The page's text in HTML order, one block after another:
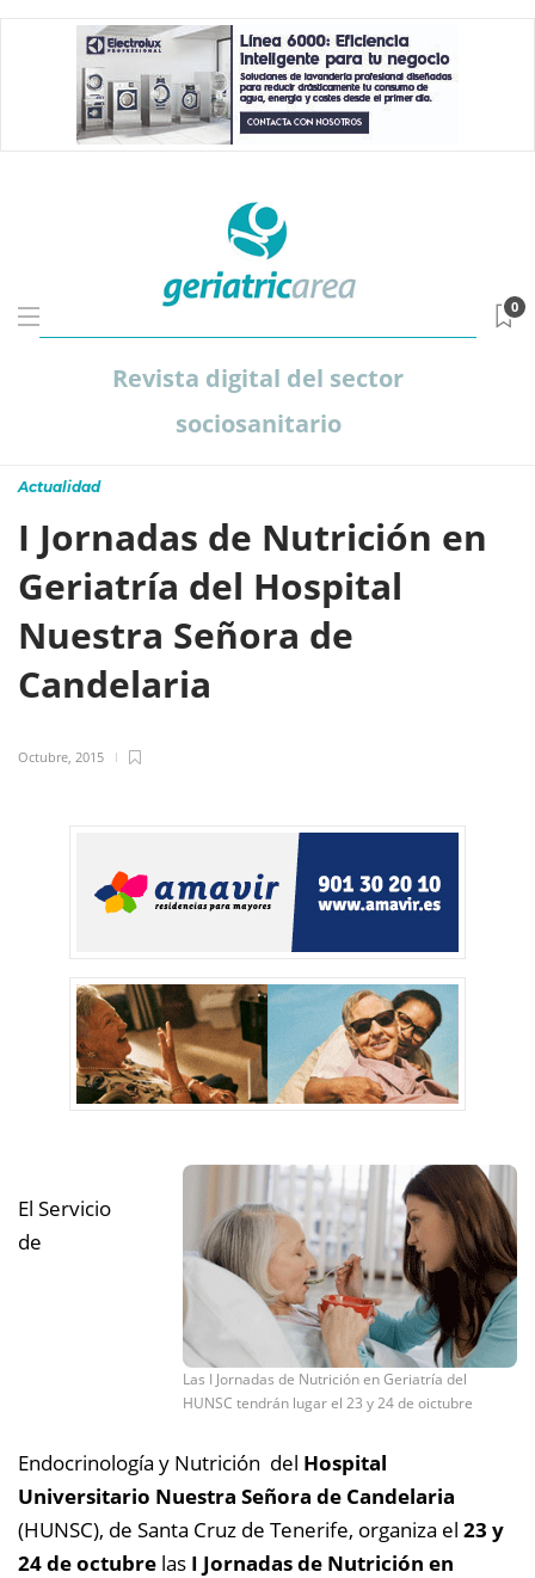
Revista digital del sector
sociosanitario
0
Actualidad
I Jornadas de Nutrición en
Geriatría del Hospital
Nuestra Señora de
Candelaria
Octubre, 2015
Las I Jornadas de Nutrición en Geriatría del
HUNSC tendrán lugar el 23 y 24 de oictubre
El Servicio
de
Endocrinología y Nutrición del Hospital
Universitario Nuestra Señora de Candelaria
(HUNSC), de Santa Cruz de Tenerife, organiza el 23 y
24 de octubre las I Jornadas de Nutrición en